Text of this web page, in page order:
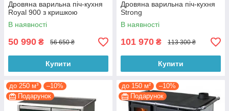
Дровяна варильна піч-кухня
Royal 900 з кришкою
В наявності
50 990 ₴ 56 650 ₴
Купити
Дровяна варильна піч-кухня
Strong
В наявності
101 970 ₴ 113 300 ₴
Купити
до 250 м³
–10%
Подарунок
до 150 м²
–10%
Подарунок